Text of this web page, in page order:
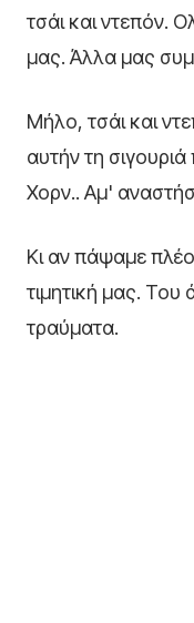
τσάι και ντεπόν.
μας. Άλλα μας
Μήλο, τσάι και
αυτήν τη
Χορν.. Αμ'
Κι αν πάψαμε
τιμητική μας. Του
τραύματα.